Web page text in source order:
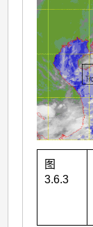
图
3.6.3